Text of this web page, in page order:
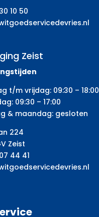
10 50
Zeist
t/m vrijdag: 09:30 – 18:00
09:30 – 17:00
& maandag: gesloten
224
Zeist
44 41